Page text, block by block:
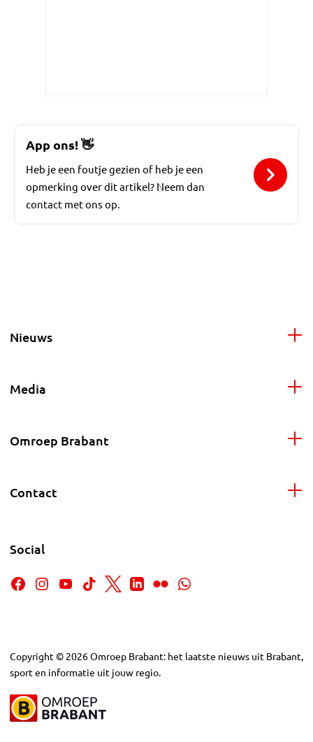
App ons!👋
Heb je een foutje gezien of heb je een
opmerking over dit artikel? Neem dan
contact met ons op.
Nieuws
Media
Omroep Brabant
Contact
Social
Copyright © 2026Omroep Brabant: het laatste nieuws uit Brabant,
sport en informatie uit jouw regio.